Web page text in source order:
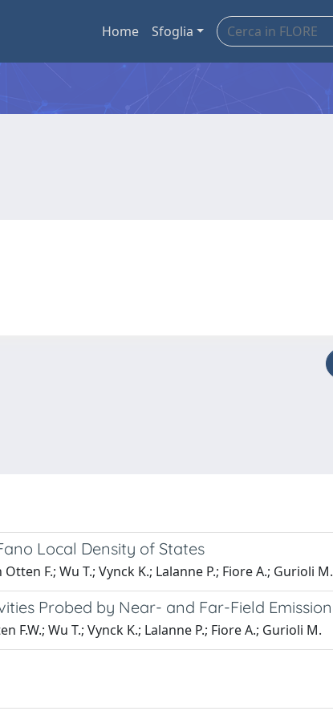
Home Sfoglia
Local Density of States
F.; Wu T.; Vynck K.; Lalanne P.; Fiore A.; Gurioli M.
Probed by Near- and Far-Field Emission
F.W.; Wu T.; Vynck K.; Lalanne P.; Fiore A.; Gurioli M.